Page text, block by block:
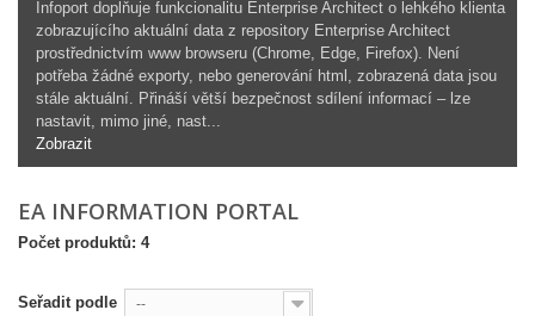
Infoport doplňuje funkcionalitu Enterprise Architect o lehkého klienta
zobrazujícího aktuální data z repository Enterprise Architect
prostřednictvím www browseru (Chrome, Edge, Firefox). Není
potřeba žádné exporty, nebo generování html, zobrazená data jsou
stále aktuální. Přináší větší bezpečnost sdílení informací – lze
nastavit, mimo jiné, nast...
Zobrazit
EA INFORMATION PORTAL
Počet produktů: 4
Seřadit podle --